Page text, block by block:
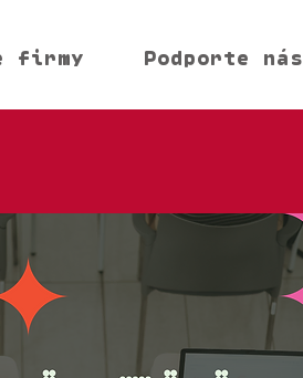
firmy Podporte nás